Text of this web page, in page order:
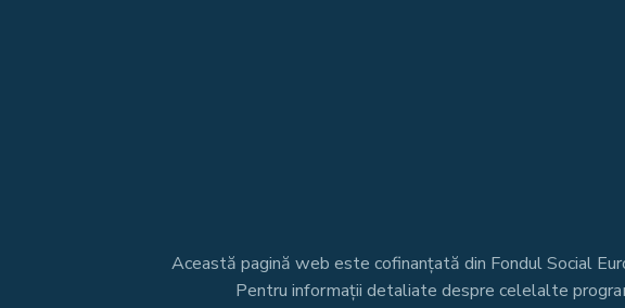
Această pagină web este cofinanțată din Fondul Social
Pentru informații detaliate despre celelalte